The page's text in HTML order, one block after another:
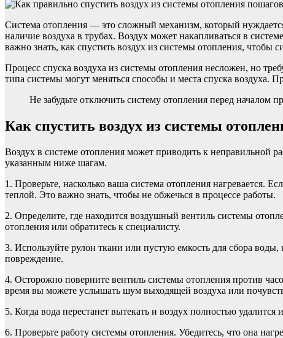
Система отопления — это сложный механизм, который
наличие воздуха в трубах. Воздух может накапливаться в
важно знать, как спустить воздух из системы отопления, чтобы
Процесс спуска воздуха из системы отопления несложен, но
типа системы могут меняться способы и места спуска воздуха.
Не забудьте отключить систему отопления перед началом
Как спустить воздух из системы
Воздух в системе отопления может приводить к неправильной
указанным ниже шагам.
1. Проверьте, насколько ваша система отопления нагревается.
теплой. Это важно знать, чтобы не обжечься в процессе работы.
2. Определите, где находится воздушный вентиль системы
отопления или обратитесь к специалисту.
3. Используйте рулон ткани или пустую емкость для сбора
повреждение.
4. Осторожно поверните вентиль системы отопления против
время вы можете услышать шум выходящей воздуха или
5. Когда вода перестанет вытекать и воздух полностью
6. Проверьте работу системы отопления. Убедитесь, что она